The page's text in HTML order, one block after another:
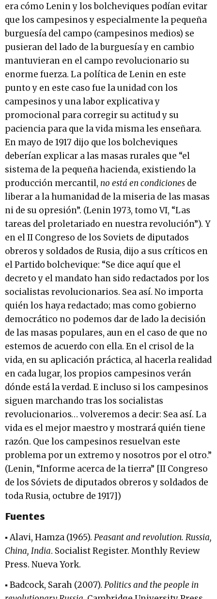
era cómo Lenin y los bolcheviques podían evitar
que los campesinos y especialmente la pequeña
burguesía del campo (campesinos medios) se
pusieran del lado de la burguesía y en cambio
mantuvieran en el campo revolucionario su
enorme fuerza. La política de Lenin en este
punto y en este caso fue la unidad con los
campesinos y una labor explicativa y
promocional para corregir su actitud y su
paciencia para que la vida misma les enseñara.
En mayo de 1917 dijo que los bolcheviques
deberían explicar a las masas rurales que “el
sistema de la pequeña hacienda, existiendo la
producción mercantil, no está en condiciones de
liberar a la humanidad de la miseria de las masas
ni de su opresión”. (Lenin 1973, tomo VI, “Las
tareas del proletariado en nuestra revolución”). Y
en el II Congreso de los Soviets de diputados
obreros y soldados de Rusia, dijo a sus críticos en
el Partido bolchevique: “Se dice aquí que el
decreto y el mandato han sido redactados por los
socialistas revolucionarios. Sea así. No importa
quién los haya redactado; mas como gobierno
democrático no podemos dar de lado la decisión
de las masas populares, aun en el caso de que no
estemos de acuerdo con ella. En el crisol de la
vida, en su aplicación práctica, al hacerla realidad
en cada lugar, los propios campesinos verán
dónde está la verdad. E incluso si los campesinos
siguen marchando tras los socialistas
revolucionarios… volveremos a decir: Sea así. La
vida es el mejor maestro y mostrará quién tiene
razón. Que los campesinos resuelvan este
problema por un extremo y nosotros por el otro.”
(Lenin, “Informe acerca de la tierra” [II Congreso
de los Sóviets de diputados obreros y soldados de
toda Rusia, octubre de 1917])
Fuentes
▪ Alavi, Hamza (1965). Peasant and revolution. Russia,
China, India. Socialist Register. Monthly Review
Press. Nueva York.
▪ Badcock, Sarah (2007). Politics and the people in